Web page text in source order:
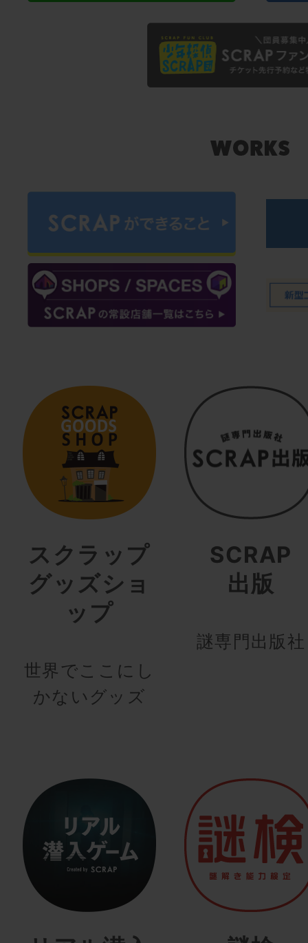
スクラップ
グッズショ
ップ
世界でここにし
かないグッズ
SCRAP
出版
謎専門出版社